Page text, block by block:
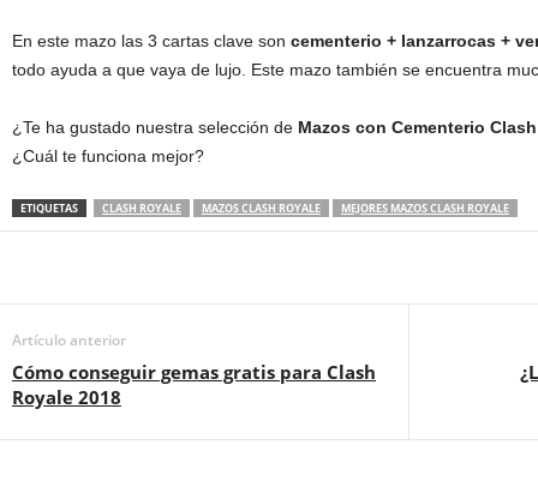
En este mazo las 3 cartas clave son cementerio + lanzarrocas +
todo ayuda a que vaya de lujo. Este mazo también se encuentra
¿Te ha gustado nuestra selección de Mazos con Cementerio
¿Cuál te funciona mejor?
ETIQUETAS CLASH ROYALE MAZOS CLASH ROYALE MEJORES MAZOS CLASH ROYALE
Artículo anterior
Cómo conseguir gemas gratis para Clash
Royale 2018